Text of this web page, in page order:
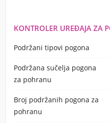
KONTROLER UREĐAJA ZA
Podržani tipovi pogona
Podržana sučelja pogona
za pohranu
Broj podržanih pogona za
pohranu